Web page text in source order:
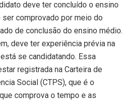
deve ter concluído o ensino
comprovado por meio do
de conclusão do ensino médio.
deve ter experiência prévia na
se candidatando. Essa
registrada na Carteira de
Social (CTPS), que é o
comprova o tempo e as